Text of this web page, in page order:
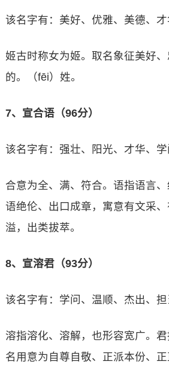
该名字有：美好、优雅、美德、
姬古时称女为姬。取名象征美好
的。（fēi）姓。
7、宣合语（96分）
该名字有：强壮、阳光、才华、
合意为全、满、符合。语指语言
语绝伦、出口成章，寓意有文采
溢，出类拔萃。
8、宣溶君（93分）
该名字有：学问、温顺、杰出、
溶指溶化、溶解，也形容宽广。
名用意为自尊自敬、正派本份、正